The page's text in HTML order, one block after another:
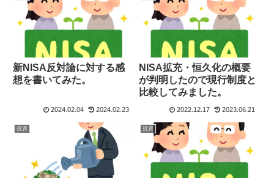
新NISA反対論に対する感
想を書いてみた。
2024.02.04 2024.02.23
NISA拡充・恒久化の概要
が判明したので現行制度と
比較してみました。
2022.12.17 2023.06.21
投資 投資